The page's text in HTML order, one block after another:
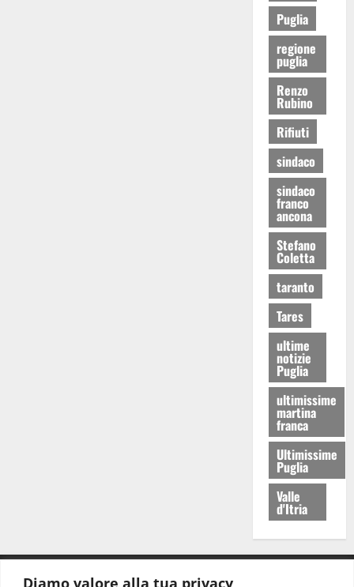
Diamo valore alla tua privacy
Puglia
regione
puglia
Renzo
Rubino
Rifiuti
sindaco
sindaco
franco
ancona
Stefano
Coletta
taranto
Tares
ultime
notizie
Puglia
ultimissime
martina
franca
Ultimissime
Puglia
Valle
d'Itria